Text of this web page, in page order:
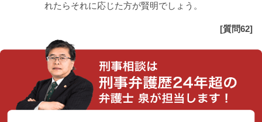
れたらそれに応じた方が賢明でしょう。
[質問62]